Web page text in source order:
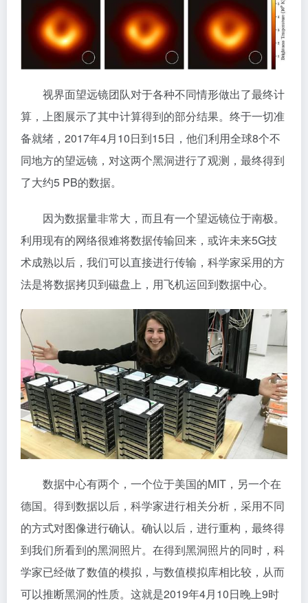
视界面望远镜团队对于各种不同情形做出了最终计
算，上图展示了其中计算得到的部分结果。终于一切准
备就绪，2017年4月10日到15日，他们利用全球8个不
同地方的望远镜，对这两个黑洞进行了观测，最终得到
了大约5 PB的数据。
因为数据量非常大，而且有一个望远镜位于南极。
利用现有的网络很难将数据传输回来，或许未来5G技
术成熟以后，我们可以直接进行传输，科学家采用的方
法是将数据拷贝到磁盘上，用飞机运回到数据中心。
数据中心有两个，一个位于美国的MIT，另一个在
德国。得到数据以后，科学家进行相关分析，采用不同
的方式对图像进行确认。确认以后，进行重构，最终得
到我们所看到的黑洞照片。在得到黑洞照片的同时，科
学家已经做了数值的模拟，与数值模拟库相比较，从而
可以推断黑洞的性质。这就是2019年4月10日晚上9时